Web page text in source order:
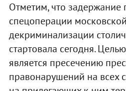
Отметим, что
спецоперации
декриминализации
стартовала сегодня.
является пресечению
правонарушений на всех